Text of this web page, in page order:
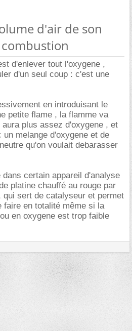
d'air de son
d'enlever tout l'oxygene ,
d'un seul coup : c'est une
en introduisant le
petite flame , la flamme va
plus assez d'oxygene , et
melange d'oxygene et de
qu'on voulait debarasser
certain appareil d'analyse
platine chauffé au rouge par
qui sert de catalyseur et permet
faire en totalité même si la
en oxygene est trop faible